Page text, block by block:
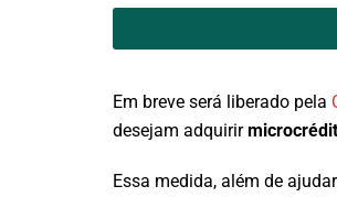
Em breve será liberado pela
desejam adquirir
Essa medida, além de